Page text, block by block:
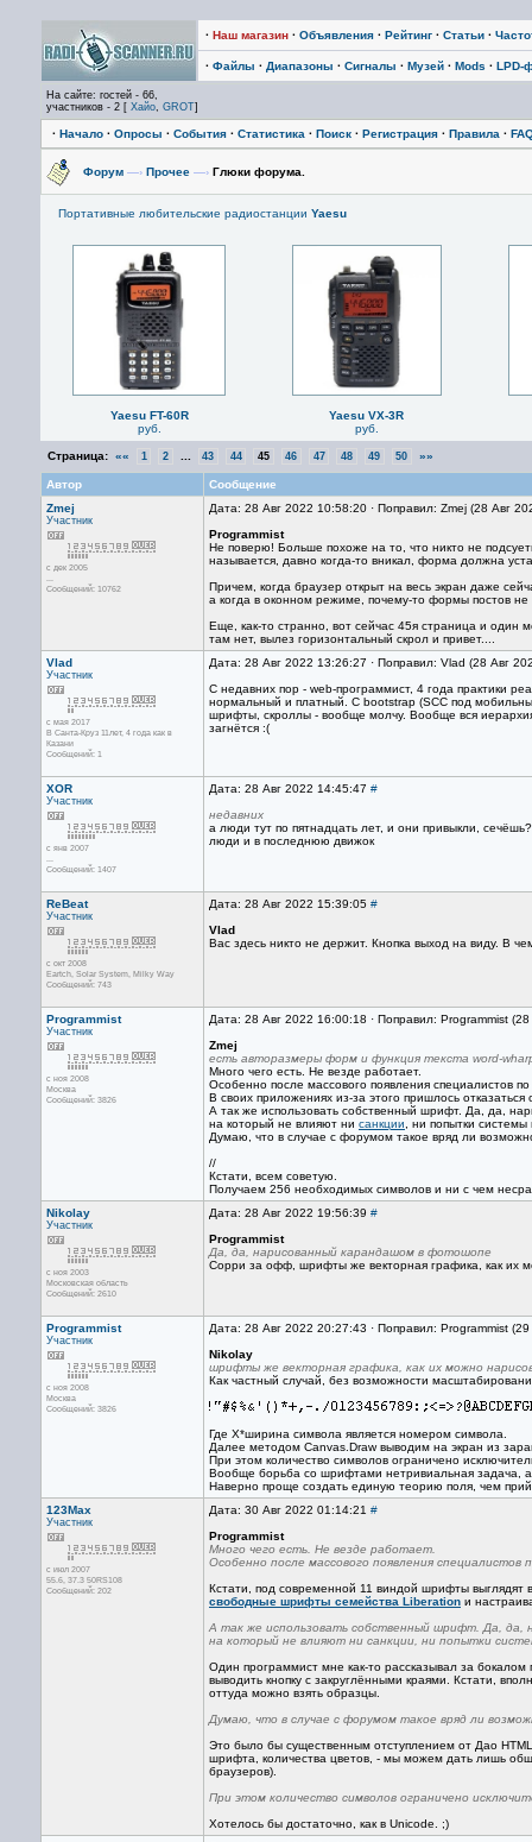
· Наш магазин · Объявления · Рейтинг · Статьи ·
· Файлы · Диапазоны · Сигналы · Музей · Mods · LPD-
На сайте: гостей - 66,
участников - 2 [ Хайо, GROT]
· Начало · Опросы · События · Статистика · Поиск · Регистрация · Правила ·
Форум —› Прочее —› Глюки форума.
Портативные любительские радиостанции Yaesu
Yaesu FT-60R
руб.
Yaesu VX-3R
руб.
Страница: «« 1 2 43 44 45 46 47 48 49 50 »»
Автор
Сообщение
Zmej
Участник
с дек 2005
...
Сообщений: 10762
Дата: 28 Авг 2022 10:58:20 · Поправил: Zmej (28 Авг
Programmist
Не поверю! Больше похоже на то, что никто не
называется, давно когда-то вникал, форма должна
Причем, когда браузер открыт на весь экран даже
а когда в оконном режиме, почему-то формы постов не
Еще, как-то странно, вот сейчас 45я страница и один
там нет, вылез горизонтальный скрол и привет....
Vlad
Участник
с мая 2017
В Санта-Круз 11лет, 4 года как в
Казани
Сообщений: 1
Дата: 28 Авг 2022 13:26:27 · Поправил: Vlad (28 Авг
С недавних пор - web-программист, 4 года практики
нормальный и платный. С bootstrap (SCC под
шрифты, скроллы - вообще молчу. Вообще вся
загнётся :(
XOR
Участник
с янв 2007
...
Сообщений: 1407
Дата: 28 Авг 2022 14:45:47 #
недавних
а люди тут по пятнадцать лет, и они привыкли,
люди и в последнюю движок
ReBeat
Участник
с окт 2008
Eartch, Solar System, Milky Way
Сообщений: 743
Дата: 28 Авг 2022 15:39:05 #
Vlad
Вас здесь никто не держит. Кнопка выход на виду. В
Programmist
Участник
с ноя 2008
Москва
Сообщений: 3826
Дата: 28 Авг 2022 16:00:18 · Поправил: Programmist
Zmej
есть авторазмеры форм и функция текста word-
Много чего есть. Не везде работает.
Особенно после массового появления специалистов
В своих приложениях из-за этого пришлось
А так же использовать собственный шрифт. Да, да,
на который не влияют ни санкции , ни попытки
Думаю, что в случае с форумом такое вряд ли
//
Кстати, всем советую.
Получаем 256 необходимых символов и ни с чем
Nikolay
Участник
с ноя 2003
Московская область
Сообщений: 2610
Дата: 28 Авг 2022 19:56:39 #
Programmist
Да, да, нарисованный карандашом в фотошопе
Сорри за офф, шрифты же векторная графика, как их
Programmist
Участник
с ноя 2008
Москва
Сообщений: 3826
Дата: 28 Авг 2022 20:27:43 · Поправил: Programmist
Nikolay
шрифты же векторная графика, как их можно
Как частный случай, без возможности
Где X*ширина символа является номером символа.
Далее методом Canvas.Draw выводим на экран из
При этом количество символов ограничено
Вообще борьба со шрифтами нетривиальная задача,
Наверно проще создать единую теорию поля, чем
123Max
Участник
с июл 2007
55.6, 37.3 50RS108
Сообщений: 202
Дата: 30 Авг 2022 01:14:21 #
Programmist
Много чего есть. Не везде работает.
Особенно после массового появления
Кстати, под современной 11 виндой шрифты выглядят
свободные шрифты семейства Liberation и
А так же использовать собственный шрифт. Да, да,
на который не влияют ни санкции, ни попытки
Один программист мне как-то рассказывал за
выводить кнопку с закруглёнными краями. Кстати,
оттуда можно взять образцы.
Думаю, что в случае с форумом такое вряд ли
Это было бы существенным отступлением от Дао
шрифта, количества цветов, - мы можем дать лишь
браузеров).
При этом количество символов ограничено
Хотелось бы достаточно, как в Unicode. ;)